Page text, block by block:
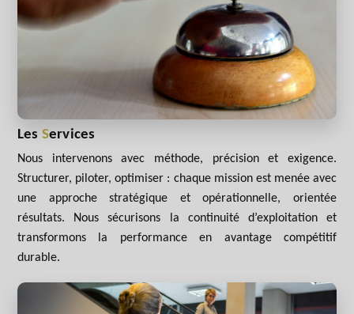
Les Services
Nous intervenons avec méthode, précision et exigence.
Structurer, piloter, optimiser : chaque mission est menée avec
une approche stratégique et opérationnelle, orientée
résultats. Nous sécurisons la continuité d’exploitation et
transformons la performance en avantage compétitif
durable.